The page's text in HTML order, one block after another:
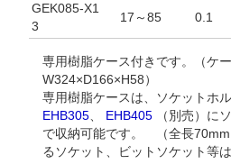
GEK085-X1
3
17～85 0.1
専用樹脂ケース付きです。（ケ
W324×D166×H58）
専用樹脂ケースは、ソケットホ
EHB305、 EHB405 （別売）に
で収納可能です。 （全長70mm
るソケット、ビットソケット等